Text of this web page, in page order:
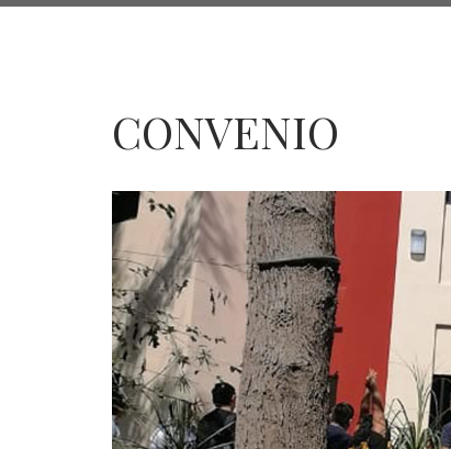
CONVENIO
CONVENIO